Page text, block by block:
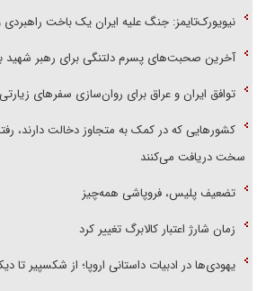
نیویورک‌تایمز: جنگ علیه ایران یک باخت
آخرین صحبت‌های پسرم دلتنگی برای رهبر شهید
توافق ایران و عراق برای روان‌سازی سفر‌های زیارتی
کشور‌هایی که در کمک به متجاوز دخالت دارند،
سخت دریافت می‌کنند
تضعیف پلیس، فروپاشی همه‌چیز
زمان شارژ اعتبار کالابرگ تغییر کرد
یهودی‌ها در ادبیات داستانی اروپا؛ از شکسپیر تا